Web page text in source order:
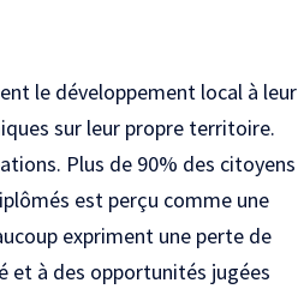
le développement local à leur
sur leur propre territoire.
Plus de 90% des citoyens
est perçu comme une
expriment une perte de
et à des opportunités jugées